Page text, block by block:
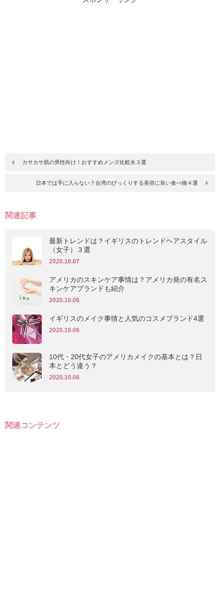
カサカサ肌の男性向け！おすすめメンズ化粧水３選
日本では手に入らない？台湾のびっくりする美容に良い食べ物４選
関連記事
最新トレンドは？イギリスのトレンドヘアスタイル
（女子）３選
2020.10.07
アメリカのスキンケア事情は？アメリカ発の有名ス
キンケアブランドも紹介
2020.10.06
イギリスのメイク事情と人気のコスメブランド4選
2020.10.06
10代・20代女子のアメリカメイクの基本とは？日
本とどう違う？
2020.10.06
関連コンテンツ